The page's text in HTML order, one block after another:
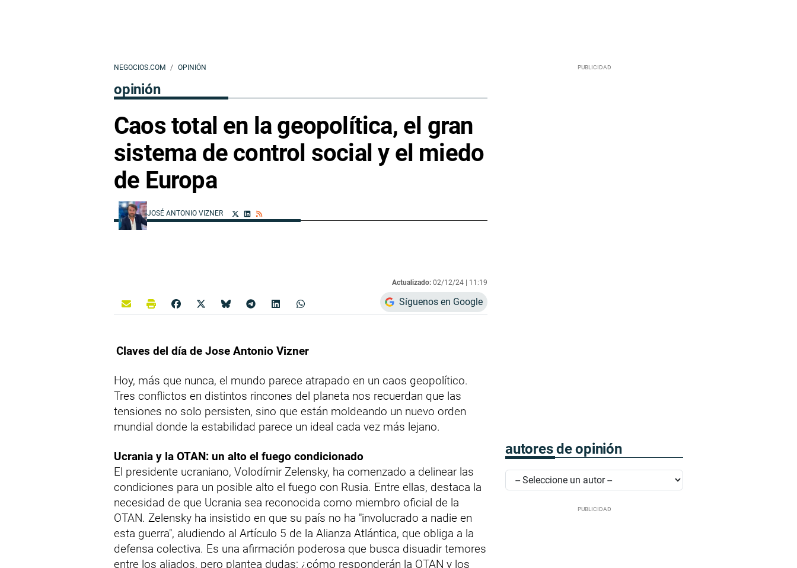
NEGOCIOS.COM OPINIÓN
opinión
Caos total en la geopolítica, el gran
sistema de control social y el miedo
de Europa
JOSÉ ANTONIO VIZNER
Actualizado: 02/12/24 | 11:19
Síguenos en Google
Claves del día de Jose Antonio Vizner
Hoy, más que nunca, el mundo parece atrapado en un caos geopolítico.
Tres conflictos en distintos rincones del planeta nos recuerdan que las
tensiones no solo persisten, sino que están moldeando un nuevo orden
mundial donde la estabilidad parece un ideal cada vez más lejano.
Ucrania y la OTAN: un alto el fuego condicionado
El presidente ucraniano, Volodímir Zelensky, ha comenzado a delinear las
condiciones para un posible alto el fuego con Rusia. Entre ellas, destaca la
necesidad de que Ucrania sea reconocida como miembro oficial de la
OTAN. Zelensky ha insistido en que su país no ha "involucrado a nadie en
esta guerra", aludiendo al Artículo 5 de la Alianza Atlántica, que obliga a la
defensa colectiva. Es una afirmación poderosa que busca disuadir temores
entre los aliados, pero plantea dudas: ¿cómo responderán la OTAN y los
autores de opinión